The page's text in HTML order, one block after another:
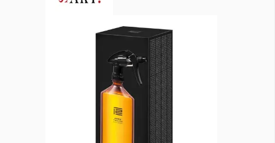
ЗА НАС
Условия за
ползване
За нас
Реклама
Политика за
поверителност
ModerenDom